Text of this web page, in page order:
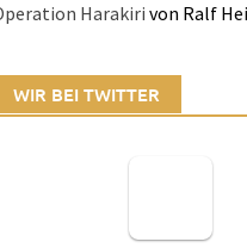
Harakirivon Ralf
WIR BEI TWITTER